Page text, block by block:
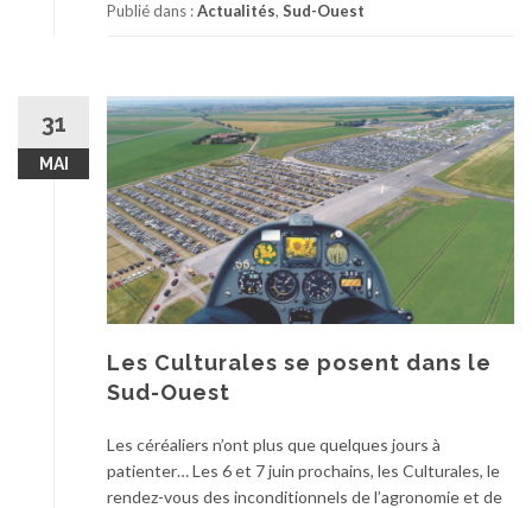
Publié dans :Actualités, Sud-Ouest
31
MAI
Les Culturales se posent dans le
Sud-Ouest
Les céréaliers n’ont plus que quelques jours à
patienter… Les 6 et 7 juin prochains, les Culturales, le
rendez-vous des inconditionnels de l’agronomie et de